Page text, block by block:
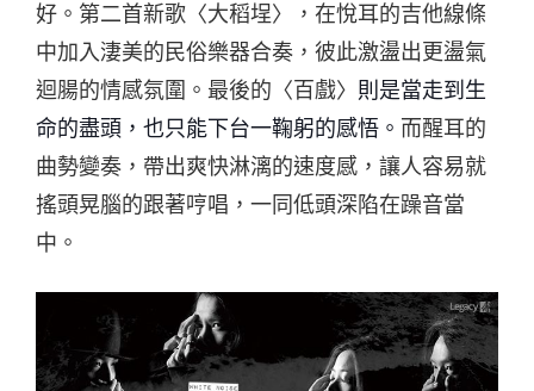
好。第二首新歌〈大稻埕〉，在悅耳的吉他線條
中加入淒美的民俗樂器合奏，彼此激盪出更盪氣
迴腸的情感氛圍。最後的〈百戲〉 則是當走到生
命的盡頭，也只能下台一鞠躬的感悟。 而醒耳的
曲勢變奏，帶出爽快淋漓的速度感，讓人容易就
搖頭晃腦的跟著哼唱，一同低頭深陷在躁音當
中。